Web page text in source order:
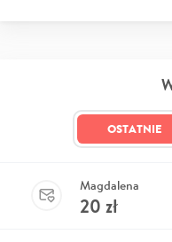
OSTATNIE
Magdalena
20 zł